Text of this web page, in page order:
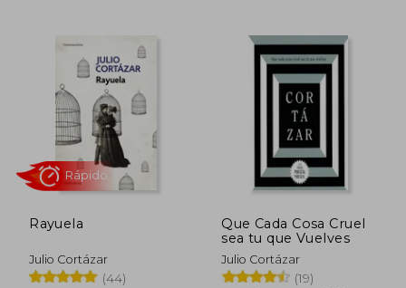
Rápido
20%
dcto.
$
Rápido
Rayuela
Julio Cortázar
(44)
Que Cada Cosa Cruel
sea tu que Vuelves
Julio Cortázar
(19)